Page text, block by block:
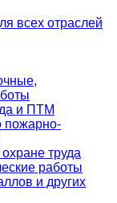
всех отраслей
и ПТМ
пожарно-
труда
работы
и других